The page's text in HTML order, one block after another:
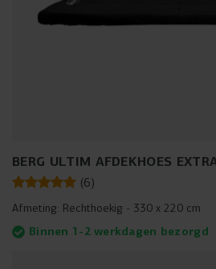
BERG ULTIM AFDEKHOES
(6)
Afmeting: Rechthoekig - 330 x 220 cm
Binnen 1-2 werkdagen bezorgd